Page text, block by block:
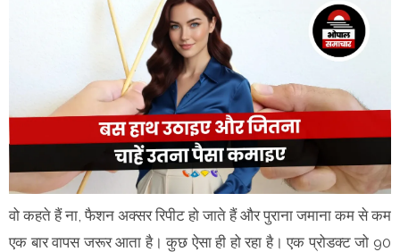
वो कहते हैं ना, फैशन अक्सर रिपीट हो जाते हैं और पुराना जमाना कम से कम
एक बार वापस जरूर आता है। कुछ ऐसा ही हो रहा है। एक प्रोडक्ट जो 90